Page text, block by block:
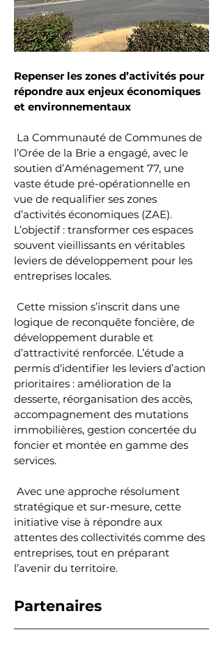
Repenser les zones d’activités pour
répondre aux enjeux économiques
et environnementaux
l’Orée de la Brie a engagé, avec le
soutien d’Aménagement 77, une
vaste étude pré-opérationnelle en
vue de requalifier ses zones
d’activités économiques (ZAE).
L’objectif : transformer ces espaces
souvent vieillissants en véritables
leviers de développement pour les
entreprises locales.
logique de reconquête foncière, de
développement durable et
d’attractivité renforcée. L’étude a
permis d’identifier les leviers d’action
prioritaires : amélioration de la
desserte, réorganisation des accès,
accompagnement des mutations
immobilières, gestion concertée du
foncier et montée en gamme des
services.
stratégique et sur-mesure, cette
initiative vise à répondre aux
attentes des collectivités comme des
entreprises, tout en préparant
l’avenir du territoire.
Partenaires